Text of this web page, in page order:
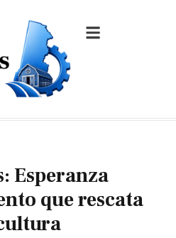
Esperanza
que rescata